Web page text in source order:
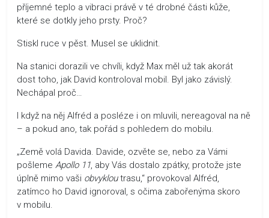
příjemné teplo a vibraci právě v té drobné části kůže,
které se dotkly jeho prsty. Proč?
Stiskl ruce v pěst. Musel se uklidnit.
Na stanici dorazili ve chvíli, když Max měl už tak akorát
dost toho, jak David kontroloval mobil. Byl jako závislý.
Nechápal proč…
I když na něj Alfréd a posléze i on mluvili, nereagoval na ně
– a pokud ano, tak pořád s pohledem do mobilu.
„Země volá Davida. Davide, ozvěte se, nebo za Vámi
pošleme Apollo 11, aby Vás dostalo zpátky, protože jste
úplně mimo vaši obvykloutrasu,“ provokoval Alfréd,
zatímco ho David ignoroval, s očima zabořenýma skoro
v mobilu.